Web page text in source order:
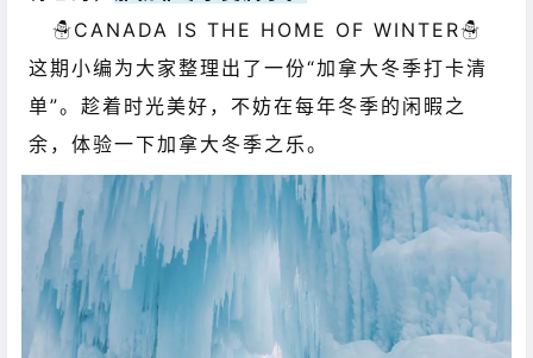
☃️CANADA IS THE HOME OF WINTER☃️
这期小编为大家整理出了一份“加拿大冬季打卡清
单”。趁着时光美好，不妨在每年冬季的闲暇之
余，体验一下加拿大冬季之乐。